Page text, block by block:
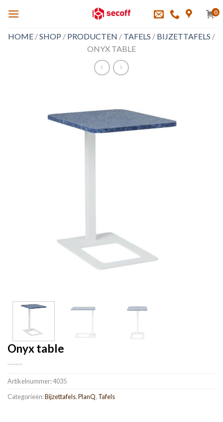
0
HOME /SHOP / PRODUCTEN / TAFELS / BIJZETTAFELS /
ONYX TABLE
Onyx table
Artikelnummer:4035
Categorieën:Bijzettafels,PlanQ, Tafels